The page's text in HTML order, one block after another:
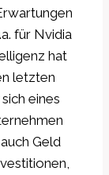
für Nvidia
hat
letzten
eines
Geld